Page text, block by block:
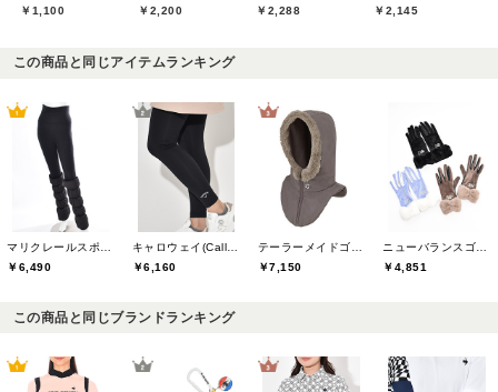
￥1,100
￥2,200
￥2,288
￥2,145
この商品と同じアイテムランキング
マリクレールスポール(marie claire sport)
￥6,490
キャロウェイ(Callaway)
￥6,160
テーラーメイドゴルフ(TaylorMade Golf)
￥7,150
ニューバランスゴルフ(New Balance Golf)
￥4,851
この商品と同じブランドランキング